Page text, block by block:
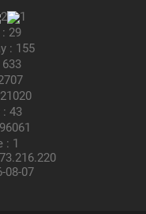
29
: 155
43
: 1
08-07